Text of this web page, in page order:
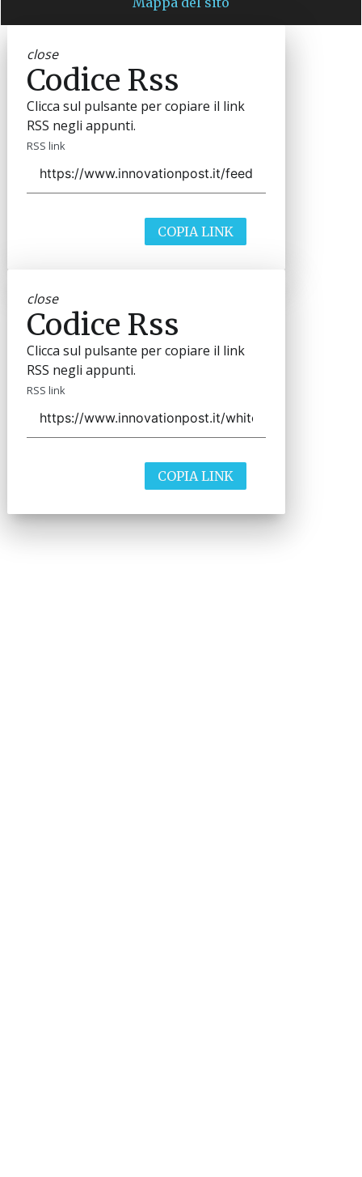
close
Codice Rss
Clicca sul pulsante per copiare il link
RSS negli appunti.
RSS link
COPIA LINK
close
Codice Rss
Clicca sul pulsante per copiare il link
RSS negli appunti.
RSS link
COPIA LINK